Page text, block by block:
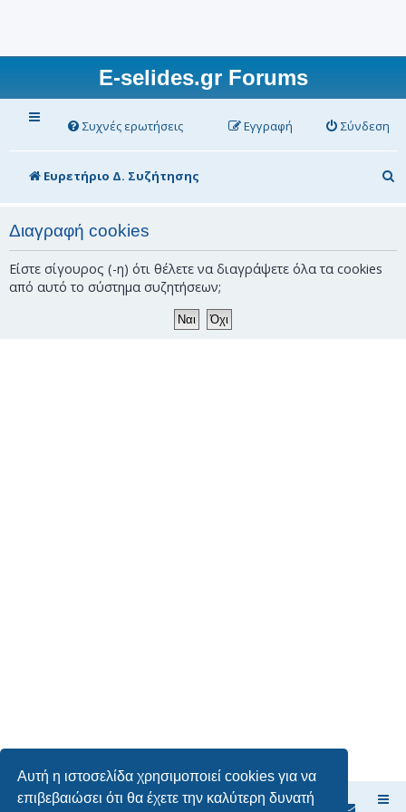
Αυτή η ιστοσελίδα χρησιμοποιεί cookies για να
επιβεβαιώσει ότι θα έχετε την καλύτερη δυνατή
E-selides.gr Forums
Συχνές ερωτήσεις Σύνδεση
Εγγραφή
Ευρετήριο Δ. Συζήτησης
ν
ζ
Διαγραφή cookies
Είστε σίγουρος (-η) ότι θέλετε να διαγράψετε όλα τα cookies
από αυτό το σύστημα συζητήσεων;
Ευρετήριο Δ. Συζήτησης